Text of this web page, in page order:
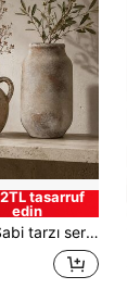
tasarruf
edin
odası veya rustik dış mekan ev dekorasyonu için bohem ev aksesuarı, cam vazo.